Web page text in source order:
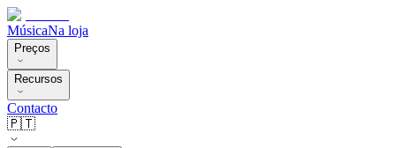
MúsicaNa loja
Preços
Recursos
Contacto
🇵🇹